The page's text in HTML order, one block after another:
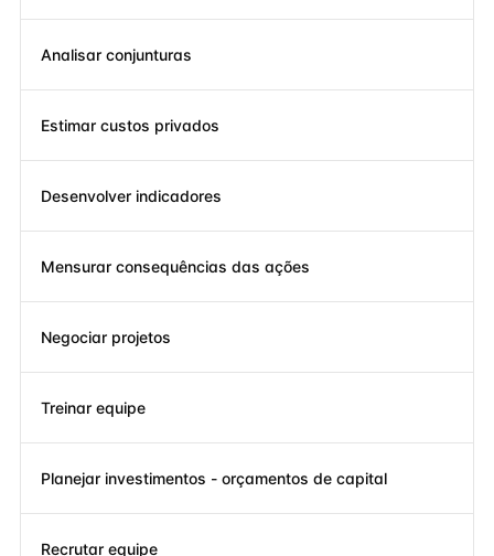
Analisar conjunturas
Estimar custos privados
Desenvolver indicadores
Mensurar consequências das ações
Negociar projetos
Treinar equipe
Planejar investimentos - orçamentos de capital
Recrutar equipe